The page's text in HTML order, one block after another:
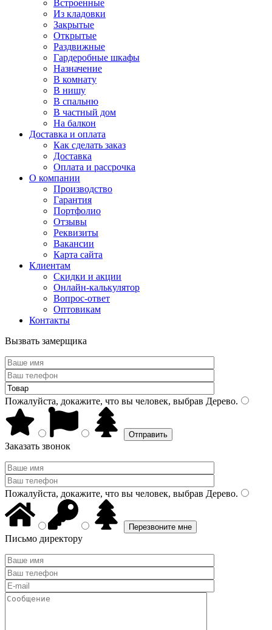
Встроенные
Из кладовки
Закрытые
Открытые
Раздвижные
Гардеробные шкафы
Назначение
В комнату
В нишу
В спальню
В частный дом
На балкон
Доставка и оплата
Как сделать заказ
Доставка
Оплата и рассрочка
О компании
Производство
Гарантия
Портфолио
Отзывы
Реквизиты
Вакансии
Карта сайта
Клиентам
Скидки и акции
Онлайн-калькулятор
Вопрос-ответ
Оптовикам
Контакты
Вызвать замерщика
Пожалуйста, докажите, что вы человек, выбрав Дерево.
Заказать звонок
Пожалуйста, докажите, что вы человек, выбрав Дерево.
Письмо директору